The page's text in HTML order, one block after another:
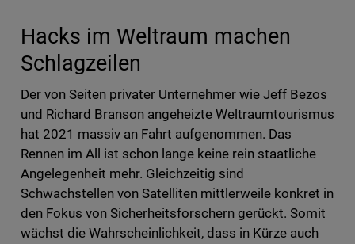
Hacks im Weltraum machen
Schlagzeilen
Der von Seiten privater Unternehmer wie Jeff Bezos
und Richard Branson angeheizte Weltraumtourismus
hat 2021 massiv an Fahrt aufgenommen. Das
Rennen im All ist schon lange keine rein staatliche
Angelegenheit mehr. Gleichzeitig sind
Schwachstellen von Satelliten mittlerweile konkret in
den Fokus von Sicherheitsforschern gerückt. Somit
wächst die Wahrscheinlichkeit, dass in Kürze auch